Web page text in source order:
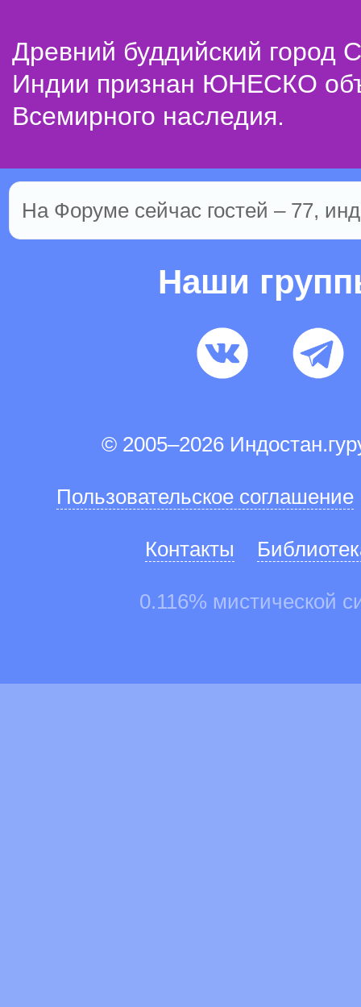
Древний буддийский город
Индии признан ЮНЕСКО
Всемирного наследия.
На Форуме сейчас гостей – 77,
Наши
© 2005–2026
Пользовательское соглашение
Контакты
0.116% мистической